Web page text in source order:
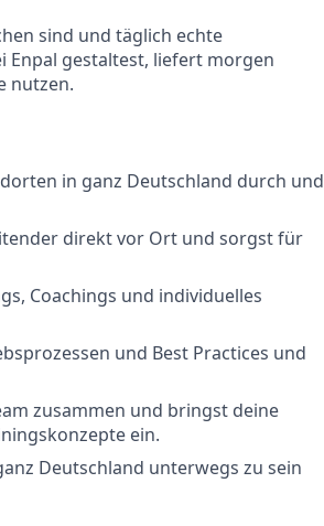
sind und täglich echte
Enpal gestaltest, liefert morgen
nutzen.
in ganz Deutschland durch und
direkt vor Ort und sorgst für
Coachings und individuelles
und Best Practices und
zusammen und bringst deine
ein.
Deutschland unterwegs zu sein